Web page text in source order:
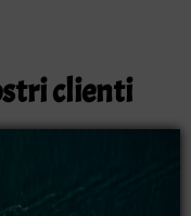
clienti